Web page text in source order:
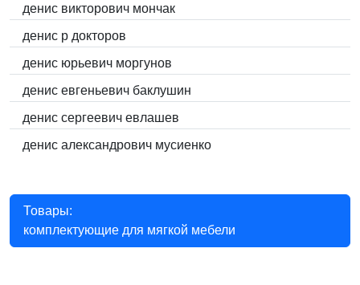
денис викторович мончак
денис p докторов
денис юрьевич моргунов
денис евгеньевич баклушин
денис сергеевич евлашев
денис александрович мусиенко
Товары:
комплектующие для мягкой мебели